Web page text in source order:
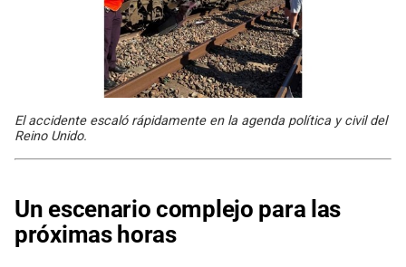
El accidente escaló rápidamente en la agenda política y civil del
Reino Unido.
Un escenario complejo para las
próximas horas